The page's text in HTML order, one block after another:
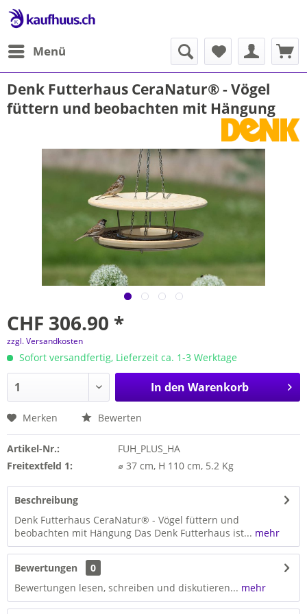
Menü
Denk Futterhaus CeraNatur® - Vögel
füttern und beobachten mit Hängung
CHF 306.90 *
zzgl. Versandkosten
Sofort versandfertig, Lieferzeit ca. 1-3 Werktage
In den Warenkorb
Merken Bewerten
Artikel-Nr.:
FUH_PLUS_HA
Freitextfeld 1:
⌀ 37 cm, H 110 cm, 5.2 Kg
Beschreibung
Denk Futterhaus CeraNatur® - Vögel füttern und
beobachten mit Hängung Das Denk Futterhaus ist... mehr
Bewertungen
0
Bewertungen lesen, schreiben und diskutieren... mehr